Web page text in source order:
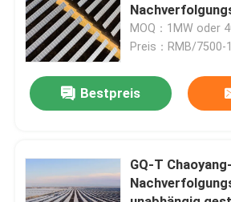
MOQ：1MW oder
Preis：RMB/
Bestpreis
GQ-T